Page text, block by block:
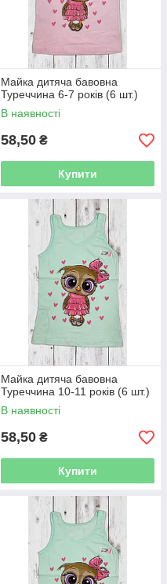
Майка дитяча бавовна
Туреччина 6-7 років (6 шт.)
В наявності
58,50 ₴
Купити
Майка дитяча бавовна
Туреччина 10-11 років (6 шт.)
В наявності
58,50 ₴
Купити